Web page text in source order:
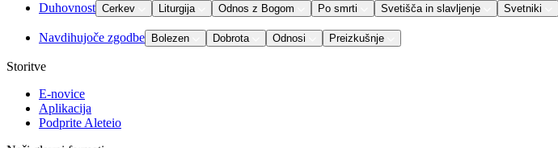
Duhovnost Cerkev Liturgija Odnos z Bogom Po smrti Svetišča in slavljenje Svetniki
Navdihujoče zgodbe Bolezen Dobrota Odnosi Preizkušnje
Storitve
E-novice
Aplikacija
Podprite Aleteio